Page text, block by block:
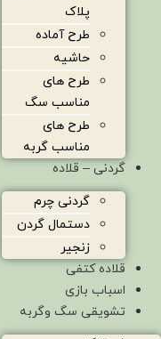
پلاک
طرح آماده
حاشیه
طرح های
مناسب سگ
طرح های
مناسب گربه
گردنی – قلاده
گردنی چرم
دستمال گردن
زنجیر
قلاده کتفی
اسباب بازی
تشویقی سگ وگربه